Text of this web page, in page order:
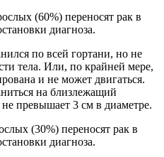
(60%) переносят рак в
диагноза.
по всей гортани, но не
тела. Или, по крайней мере,
и не может двигаться.
на близлежащий
превышает 3 см в диаметре.
(30%) переносят рак в
диагноза.